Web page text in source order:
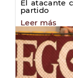
El atacante
partido
Leer más